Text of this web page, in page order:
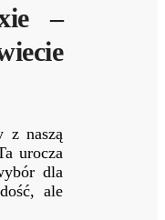
–
z naszą
urocza
dla
ale